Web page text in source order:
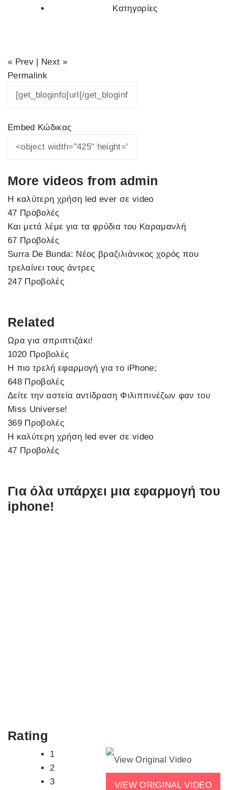
Κατηγορίες
« Prev | Next »
Permalink
Embed Κώδικας
More videos from admin
Η καλύτερη χρήση led ever σε video
47 Προβολές
Και μετά λέμε για τα φρύδια του Καραμανλή
67 Προβολές
Surra De Bunda: Νέος βραζιλιάνικος χορός που
τρελαίνει τους άντρες
247 Προβολές
Related
Ωρα για σπριπτιζάκι!
1020 Προβολές
Η πιο τρελή εφαρμογή για το iPhone;
648 Προβολές
Δείτε την αστεία αντίδραση Φιλιππινέζων φαν του
Miss Universe!
369 Προβολές
Η καλύτερη χρήση led ever σε video
47 Προβολές
Για όλα υπάρχει μια εφαρμογή του
iphone!
Rating
1
2
3